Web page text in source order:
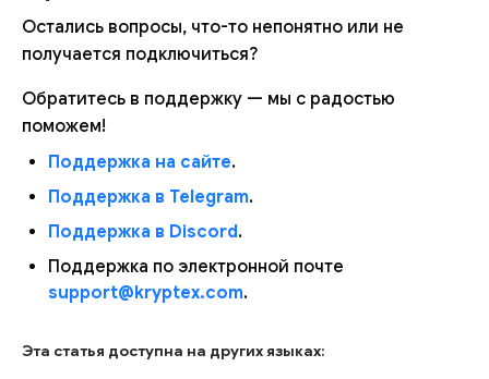
Остались вопросы, что-то непонятно или не
получается подключиться?
Обратитесь в поддержку — мы с радостью
поможем!
Поддержка на сайте.
Поддержка в Telegram.
Поддержка в Discord.
Поддержка по электронной почте
support@kryptex.com.
Эта статья доступна на других языках: